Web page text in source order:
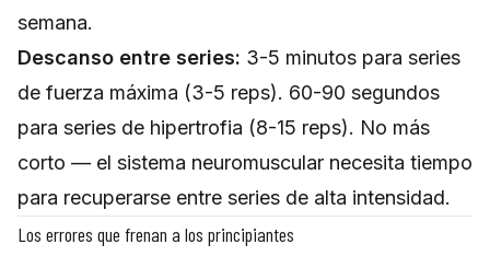
semana.
Descanso entre series: 3-5 minutos para series
de fuerza máxima (3-5 reps). 60-90 segundos
para series de hipertrofia (8-15 reps). No más
corto — el sistema neuromuscular necesita tiempo
para recuperarse entre series de alta intensidad.
Los errores que frenan a los principiantes